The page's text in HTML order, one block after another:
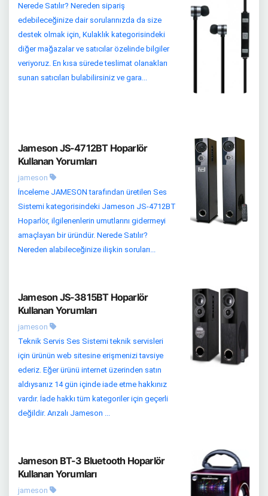
Nerede Satılır? Nereden sipariş
edebileceğinize dair sorularınızda da size
destek olmak için, Kulaklık kategorisindeki
diğer mağazalar ve satıcılar özelinde bilgiler
veriyoruz. En kısa sürede teslimat olanakları
sunan satıcıları bulabilirsiniz ve gara...
Jameson JS-4712BT Hoparlör
Kullanan Yorumları
jameson
İnceleme JAMESON tarafından üretilen Ses
Sistemi kategorisindeki Jameson JS-4712BT
Hoparlör, ilgilenenlerin umutlarını gidermeyi
amaçlayan bir üründür. Nerede Satılır?
Nereden alabileceğinize ilişkin soruları...
Jameson JS-3815BT Hoparlör
Kullanan Yorumları
jameson
Teknik Servis Ses Sistemi teknik servisleri
için ürünün web sitesine erişmenizi tavsiye
ederiz. Eğer ürünü internet üzerinden satın
aldıysanız 14 gün içinde iade etme hakkınız
vardır. İade hakkı tüm kategoriler için geçerli
değildir. Arızalı Jameson ...
Jameson BT-3 Bluetooth Hoparlör
Kullanan Yorumları
jameson